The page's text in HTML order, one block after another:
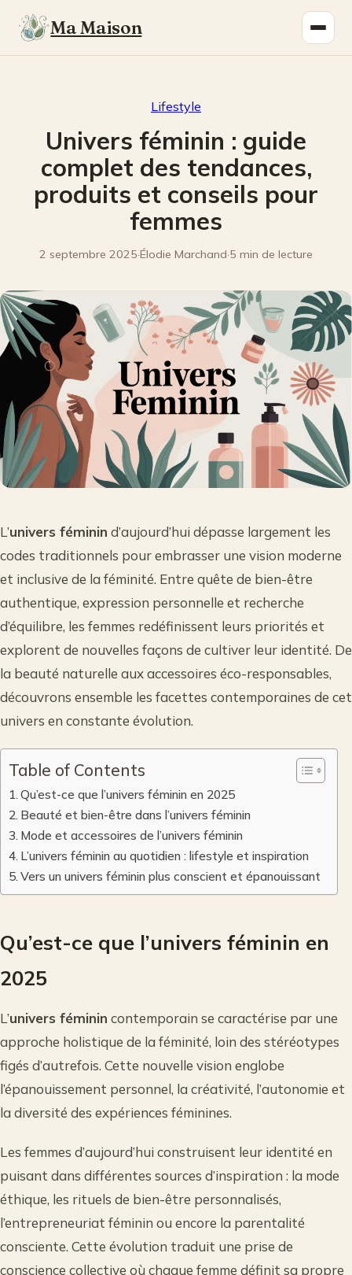
Ma Maison
Lifestyle
Univers féminin : guide
complet des tendances,
produits et conseils pour
femmes
2 septembre 2025·Élodie Marchand·5 min de lecture
L’univers féminin d’aujourd’hui dépasse largement les
codes traditionnels pour embrasser une vision moderne
et inclusive de la féminité. Entre quête de bien-être
authentique, expression personnelle et recherche
d’équilibre, les femmes redéfinissent leurs priorités et
explorent de nouvelles façons de cultiver leur identité. De
la beauté naturelle aux accessoires éco-responsables,
découvrons ensemble les facettes contemporaines de cet
univers en constante évolution.
Table of Contents
Qu’est-ce que l’univers féminin en 2025
Beauté et bien-être dans l’univers féminin
Mode et accessoires de l’univers féminin
L’univers féminin au quotidien : lifestyle et inspiration
Vers un univers féminin plus conscient et épanouissant
Qu’est-ce que l’univers féminin en
2025
L’univers féminin contemporain se caractérise par une
approche holistique de la féminité, loin des stéréotypes
figés d’autrefois. Cette nouvelle vision englobe
l’épanouissement personnel, la créativité, l’autonomie et
la diversité des expériences féminines.
Les femmes d’aujourd’hui construisent leur identité en
puisant dans différentes sources d’inspiration : la mode
éthique, les rituels de bien-être personnalisés,
l’entrepreneuriat féminin ou encore la parentalité
consciente. Cette évolution traduit une prise de
conscience collective où chaque femme définit sa propre